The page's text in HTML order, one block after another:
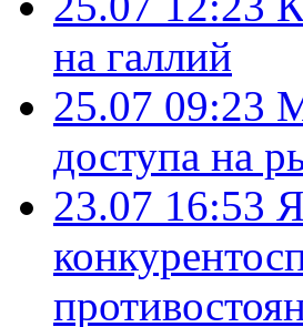
на галлий
25.07 09:23
доступа на
23.07 16:53